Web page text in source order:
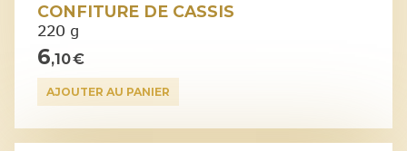
CONFITURE DE CASSIS
220 g
6,10 €
AJOUTER AU PANIER